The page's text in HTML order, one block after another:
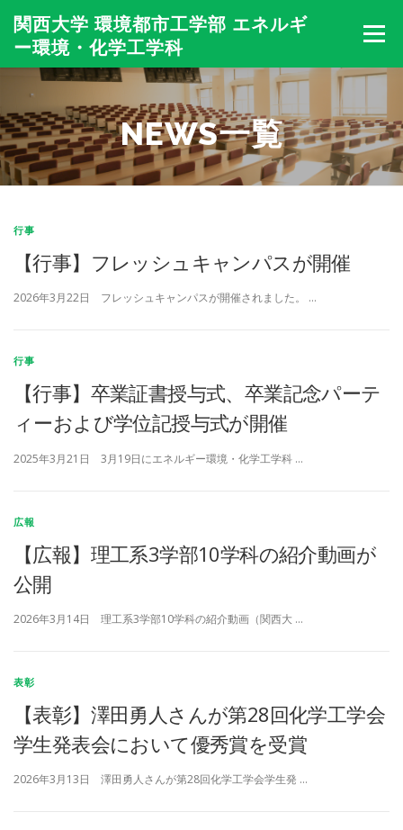
ス
キ
ッ
プ
関西大学 環境都市工学部 エネルギ
ー環境・化学工学科
メニュー
学科紹介 カリキュラム 教員・研究室
入試・進路 動 画 在校生・卒業生の声 Q&A
CONTACT
NEWS一覧
N
E
W
一
覧
行事
【行事】フレッシュキャンパスが開催
2026年3月22日 フレッシュキャンパスが開催されました。 …
行事
【行事】卒業証書授与式、卒業記念パーテ
ィーおよび学位記授与式が開催
2025年3月21日 3月19日にエネルギー環境・化学工学科 …
広報
【広報】理工系3学部10学科の紹介動画が
公開
2026年3月14日 理工系3学部10学科の紹介動画（関西大 …
表彰
【表彰】澤田勇人さんが第28回化学工学会
学生発表会において優秀賞を受賞
2026年3月13日 澤田勇人さんが第28回化学工学会学生発 …